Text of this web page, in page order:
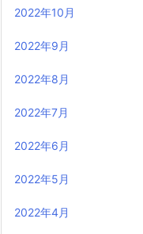
2022年10月
2022年9月
2022年8月
2022年7月
2022年6月
2022年5月
2022年4月